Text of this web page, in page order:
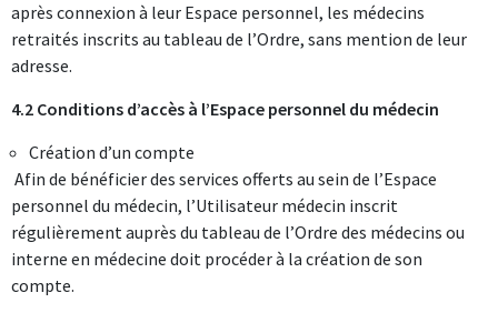
après connexion à leur Espace personnel, les médecins
retraités inscrits au tableau de l’Ordre, sans mention de leur
adresse.
4.2 Conditions d’accès à l’Espace personnel du médecin
Création d’un compte
Afin de bénéficier des services offerts au sein de l’Espace
personnel du médecin, l’Utilisateur médecin inscrit
régulièrement auprès du tableau de l’Ordre des médecins ou
interne en médecine doit procéder à la création de son
compte.